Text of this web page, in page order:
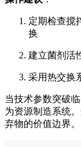
定期检查搅
换
建立菌剂活
采用热交换
当技术参数突破
为资源制造系统
弃物的价值边界。